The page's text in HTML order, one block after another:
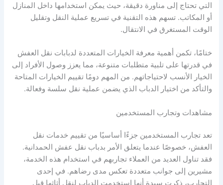
التي تحتاج إلى مناورة دقيقة، حيث يمكن استخدامها داخل المنازل
أو المكاتب. تسهم هذه التقنية في تسريع عملية النقل وتقليل
الوقت المستغرق في الانتقال.
ختامًا، تكمن أهمية معرفة الخيارات المتعددة لدبابات نقل العفش
في قدرتها على تلبية متطلبات متنوعة، مما يعزز وصول الأفراد إلى
الخيار الأنسب لاحتياجاتهم. من المهم دومًا تقييم الخيارات المتاحة
والتأكد من اختيار الدباب الذي يضمن عملية نقل سلسة وفعالة.
مشاهدات وتجارب المستخدمين
تعد تجارب المستخدمين جزءًا أساسيًا من تقييم خدمات نقل
العفش، خصوصًا عندما يتعلق الأمر بدباب نقل عفش الحمدانية.
فقد تناول العديد من العملاء تجاربهم في استخدام هذه الخدمة،
مشيرين إلى جوانب متعددة تعكس مدى رضاهم. في إحدى
التجارب، ذكرت سيدة أنها استخدمت الدباب لنقل أثاثها قبل